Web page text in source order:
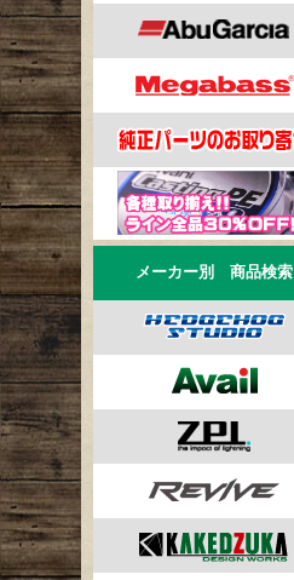
メーカー別 商品検索